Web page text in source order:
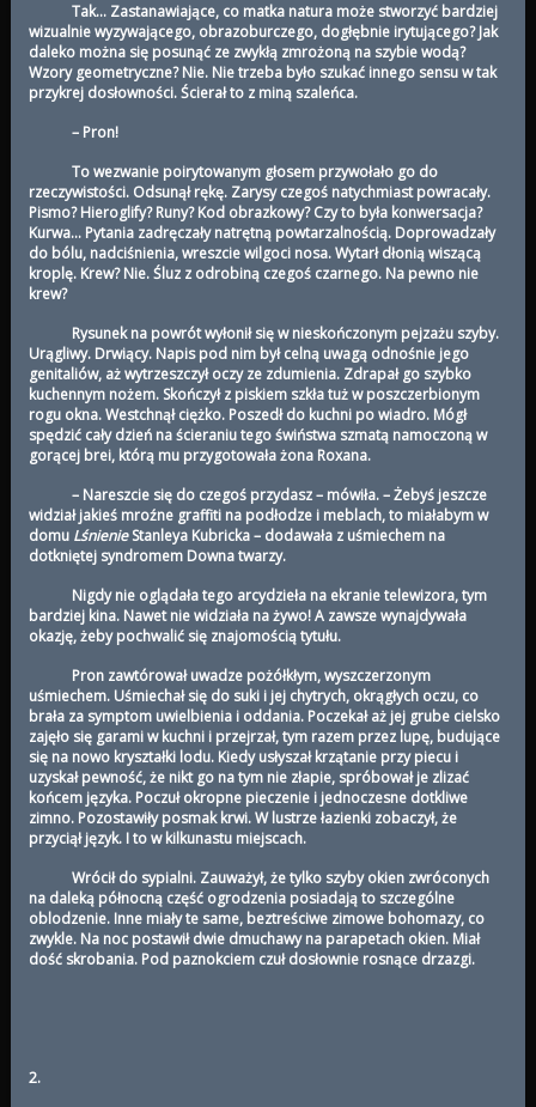
Tak… Zastanawiające, co matka natura może stworzyć bardziej
wizualnie wyzywającego, obrazoburczego, dogłębnie irytującego? Jak
daleko można się posunąć ze zwykłą zmrożoną na szybie wodą?
Wzory geometryczne? Nie. Nie trzeba było szukać innego sensu w tak
przykrej dosłowności. Ścierał to z miną szaleńca.
– Pron!
To wezwanie poirytowanym głosem przywołało go do
rzeczywistości. Odsunął rękę. Zarysy czegoś natychmiast powracały.
Pismo? Hieroglify? Runy? Kod obrazkowy? Czy to była konwersacja?
Kurwa… Pytania zadręczały natrętną powtarzalnością. Doprowadzały
do bólu, nadciśnienia, wreszcie wilgoci nosa. Wytarł dłonią wiszącą
kroplę. Krew? Nie. Śluz z odrobiną czegoś czarnego. Na pewno nie
krew?
Rysunek na powrót wyłonił się w nieskończonym pejzażu szyby.
Urągliwy. Drwiący. Napis pod nim był celną uwagą odnośnie jego
genitaliów, aż wytrzeszczył oczy ze zdumienia. Zdrapał go szybko
kuchennym nożem. Skończył z piskiem szkła tuż w poszczerbionym
rogu okna. Westchnął ciężko. Poszedł do kuchni po wiadro. Mógł
spędzić cały dzień na ścieraniu tego świństwa szmatą namoczoną w
gorącej brei, którą mu przygotowała żona Roxana.
– Nareszcie się do czegoś przydasz – mówiła. – Żebyś jeszcze
widział jakieś mroźne graffiti na podłodze i meblach, to miałabym w
domu LśnienieStanleya Kubricka – dodawała z uśmiechem na
dotkniętej syndromem Downa twarzy.
Nigdy nie oglądała tego arcydzieła na ekranie telewizora, tym
bardziej kina. Nawet nie widziała na żywo! A zawsze wynajdywała
okazję, żeby pochwalić się znajomością tytułu.
Pron zawtórował uwadze pożółkłym, wyszczerzonym
uśmiechem. Uśmiechał się do suki i jej chytrych, okrągłych oczu, co
brała za symptom uwielbienia i oddania. Poczekał aż jej grube cielsko
zajęło się garami w kuchni i przejrzał, tym razem przez lupę, budujące
się na nowo kryształki lodu. Kiedy usłyszał krzątanie przy piecu i
uzyskał pewność, że nikt go na tym nie złapie, spróbował je zlizać
końcem języka. Poczuł okropne pieczenie i jednoczesne dotkliwe
zimno. Pozostawiły posmak krwi. W lustrze łazienki zobaczył, że
przyciął język. I to w kilkunastu miejscach.
Wrócił do sypialni. Zauważył, że tylko szyby okien zwróconych
na daleką północną część ogrodzenia posiadają to szczególne
oblodzenie. Inne miały te same, beztreściwe zimowe bohomazy, co
zwykle. Na noc postawił dwie dmuchawy na parapetach okien. Miał
dość skrobania. Pod paznokciem czuł dosłownie rosnące drzazgi.
2.